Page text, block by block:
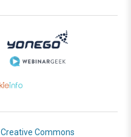
Creative Commons